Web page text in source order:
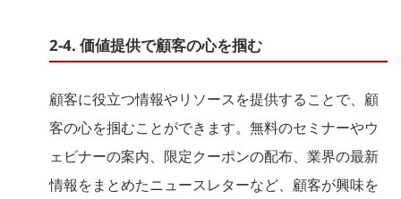
2-4. 価値提供で顧客の心を掴む
顧客に役立つ情報やリソースを提供することで、顧
客の心を掴むことができます。無料のセミナーやウ
ェビナーの案内、限定クーポンの配布、業界の最新
情報をまとめたニュースレターなど、顧客が興味を